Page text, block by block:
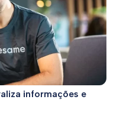
informações e